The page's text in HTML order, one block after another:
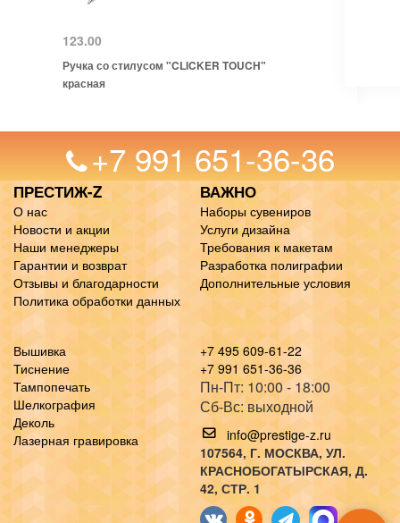
123.00
Ручка со стилусом "CLICKER TOUCH"
красная
+7 991 651-36-36
ПРЕСТИЖ-Z
О нас
Новости и акции
Наши менеджеры
Гарантии и возврат
Отзывы и благодарности
Политика обработки данных
ВАЖНО
Наборы сувениров
Услуги дизайна
Требования к макетам
Разработка полиграфии
Дополнительные условия
Вышивка
Тиснение
Тампопечать
Шелкография
Деколь
Лазерная гравировка
+7 495 609-61-22
+7 991 651-36-36
Пн-Пт: 10:00 - 18:00
Сб-Вс: выходной
info@prestige-z.ru
107564, Г. МОСКВА, УЛ.
КРАСНОБОГАТЫРСКАЯ, Д.
42, СТР. 1